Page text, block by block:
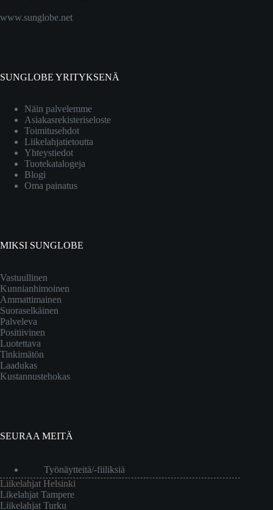
www.sunglobe.net
SUNGLOBE YRITYKSENÄ
Näin palvelemme
Asiakasrekisteriseloste
Toimitusehdot
Liikelahjatietoutta
Yhteystiedot
Tuotekatalogeja
Blogi
Oma painatus
MIKSI SUNGLOBE
Vastuullinen
Kunnianhimoinen
Ammattimainen
Suoraselkäinen
Palveleva
Positiivinen
Luotettava
Tinkimätön
Laadukas
Kustannustehokas
SEURAA MEITÄ
Työnäytteitä/-fiiliksiä
Liikelahjat Helsinki
Likelahjat Tampere
Liikelahjat Turku